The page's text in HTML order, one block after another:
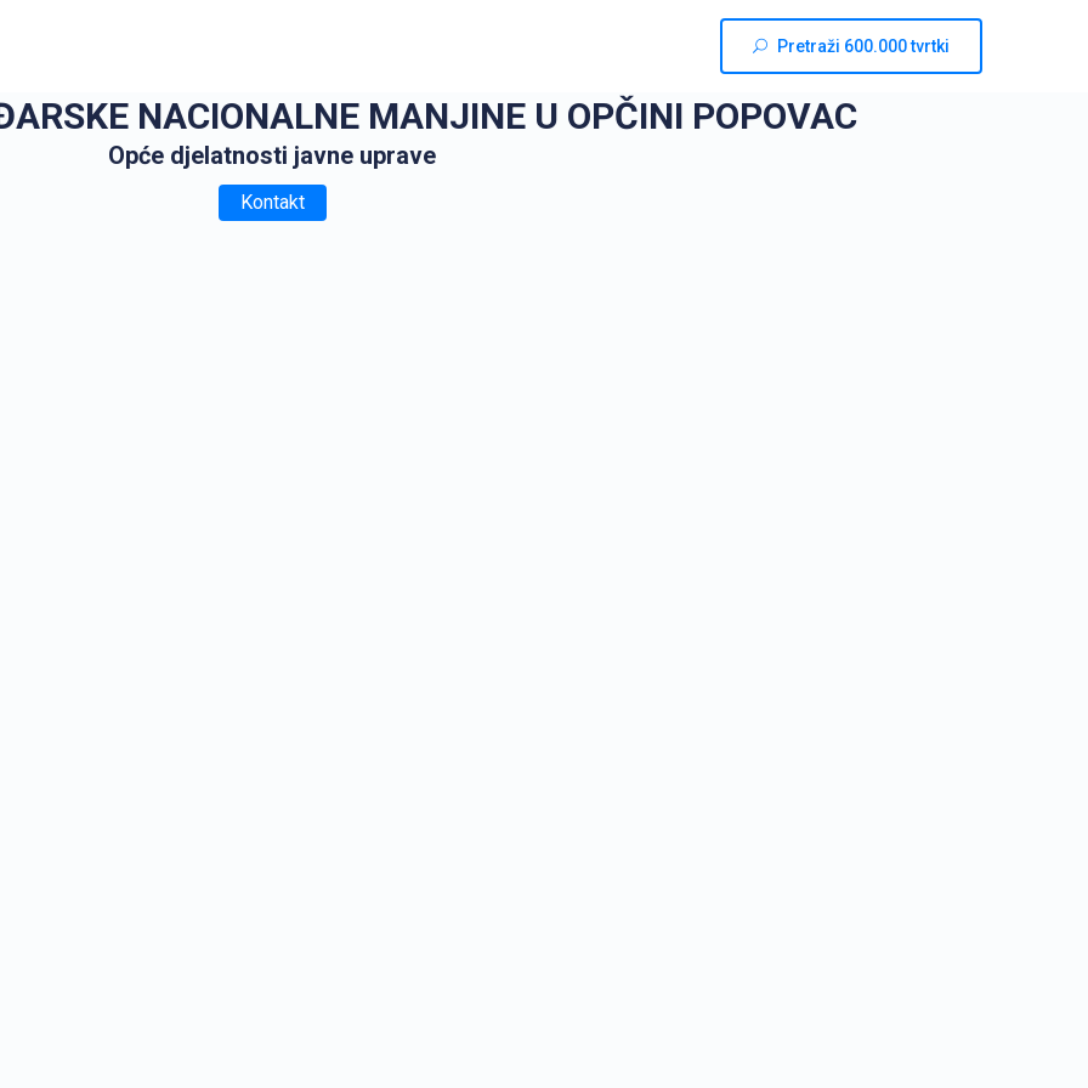
Pretraži 600.000 tvrtki
NACIONALNE MANJINE U OPČINI POPOVAC
Opće djelatnosti javne uprave
Kontakt